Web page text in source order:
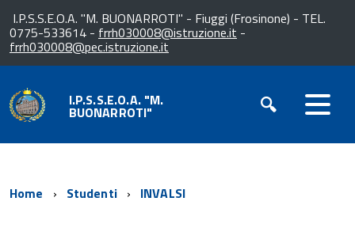
I.P.S.S.E.O.A. "M. BUONARROTI" - Fiuggi (Frosinone) - TEL.
0775-533614 - frrh030008@istruzione.it -
frrh030008@pec.istruzione.it
I.P.S.S.E.O.A. "M.
BUONARROTI"
Home Studenti INVALSI